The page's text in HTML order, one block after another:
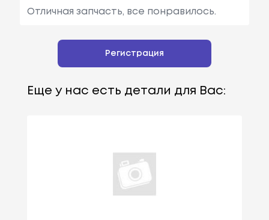
Отличная запчасть, все понравилось.
Регистрация
Еще у нас есть детали для Вас: